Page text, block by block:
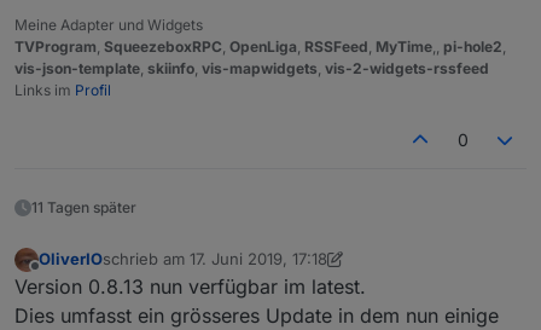
Meine Adapter und Widgets
TVProgram SqueezeboxRPC OpenLiga RSSFeed MyTime pi-hole2
vis-json-template skiinfo vis-mapwidgets vis-2-widgets-rssfeed
Links im Profil
0
11 Tagen später
Offline
OliverIOschrieb am 17. Juni 2019, 17:18
zuletzt editiert von OliverIO
Version 0.8.13 nun verfügbar im latest.
Dies umfasst ein grösseres Update in dem nun einige